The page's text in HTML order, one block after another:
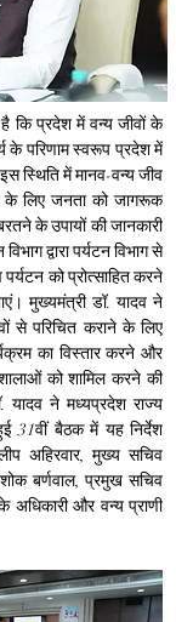
कि प्रदेश में वन्य जीवों के
के परिणाम स्वरूप प्रदेश में
स्थिति में मानव-वन्य जीव
के लिए जनता को जागरूक
के उपायों की जानकारी
द्वारा पर्यटन विभाग से
को प्रोत्साहित करने
मुख्यमंत्री डॉ. यादव ने
से परिचित कराने के लिए
का विस्तार करने और
को शामिल करने की
यादव ने मध्यप्रदेश राज्य
31वीं बैठक में यह निर्देश
अहिरवार, मुख्य सचिव
बर्णवाल, प्रमुख सचिव
अधिकारी और वन्य प्राणी